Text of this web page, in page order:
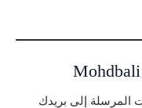
المرسلة إلى بريدك